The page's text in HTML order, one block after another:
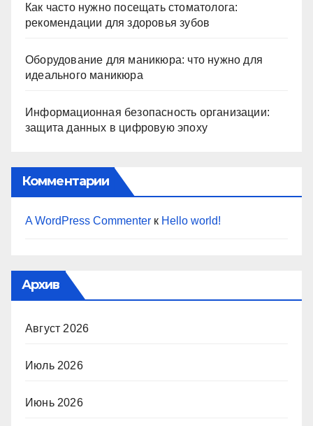
Как часто нужно посещать стоматолога:
рекомендации для здоровья зубов
Оборудование для маникюра: что нужно для
идеального маникюра
Информационная безопасность организации:
защита данных в цифровую эпоху
Комментарии
A WordPress Commenter к Hello world!
Архив
Август 2026
Июль 2026
Июнь 2026